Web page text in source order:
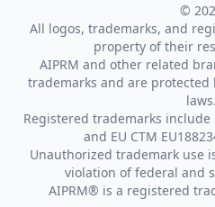
©
All logos, trademarks, and
property of their
AIPRM and other related
trademarks and are
laws.
Registered trademarks include
and EU CTM
Unauthorized trademark use
violation of federal and
AIPRM® is a registered